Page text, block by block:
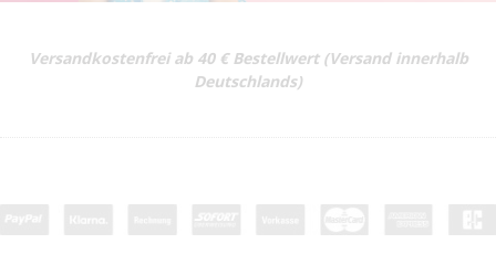
Versandkostenfrei ab 40 € Bestellwert (Versand innerhalb
Deutschlands)